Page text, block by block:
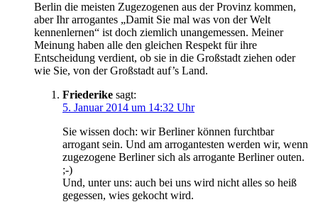
Berlin die meisten Zugezogenen aus der Provinz kommen,
aber Ihr arrogantes „Damit Sie mal was von der Welt
kennenlernen“ ist doch ziemlich unangemessen. Meiner
Meinung haben alle den gleichen Respekt für ihre
Entscheidung verdient, ob sie in die Großstadt ziehen oder
wie Sie, von der Großstadt auf’s Land.
Friederike sagt:
5. Januar 2014 um 14:32 Uhr
Sie wissen doch: wir Berliner können furchtbar
arrogant sein. Und am arrogantesten werden wir, wenn
zugezogene Berliner sich als arrogante Berliner outen.
;-)
Und, unter uns: auch bei uns wird nicht alles so heiß
gegessen, wies gekocht wird.